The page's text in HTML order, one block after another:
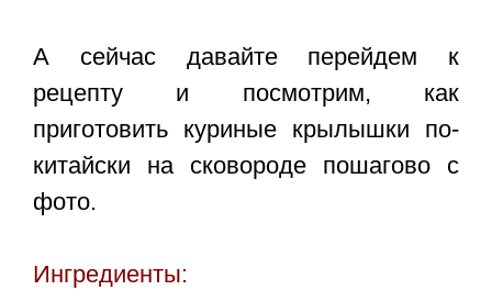
А сейчас давайте перейдем к
рецепту и посмотрим, как
приготовить куриные крылышки по-
китайски на сковороде пошагово с
фото.
Ингредиенты: